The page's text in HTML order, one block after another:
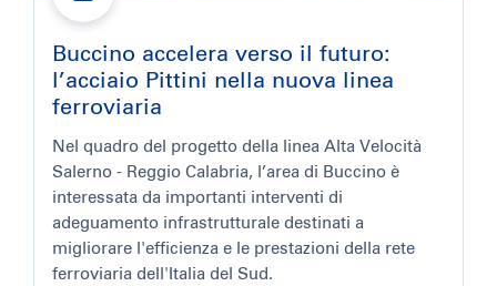
Buccino accelera verso il futuro:
l’acciaio Pittini nella nuova linea
ferroviaria
Nel quadro del progetto della linea Alta Velocità
Salerno - Reggio Calabria, l’area di Buccino è
interessata da importanti interventi di
adeguamento infrastrutturale destinati a
migliorare l'efficienza e le prestazioni della rete
ferroviaria dell'Italia del Sud.